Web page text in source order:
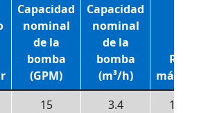
Capacidad
nominal
de la
bomba
(GPM)
Capacidad
nominal
de la
bomba
(m³/h)
RPM
15 3.4
1750